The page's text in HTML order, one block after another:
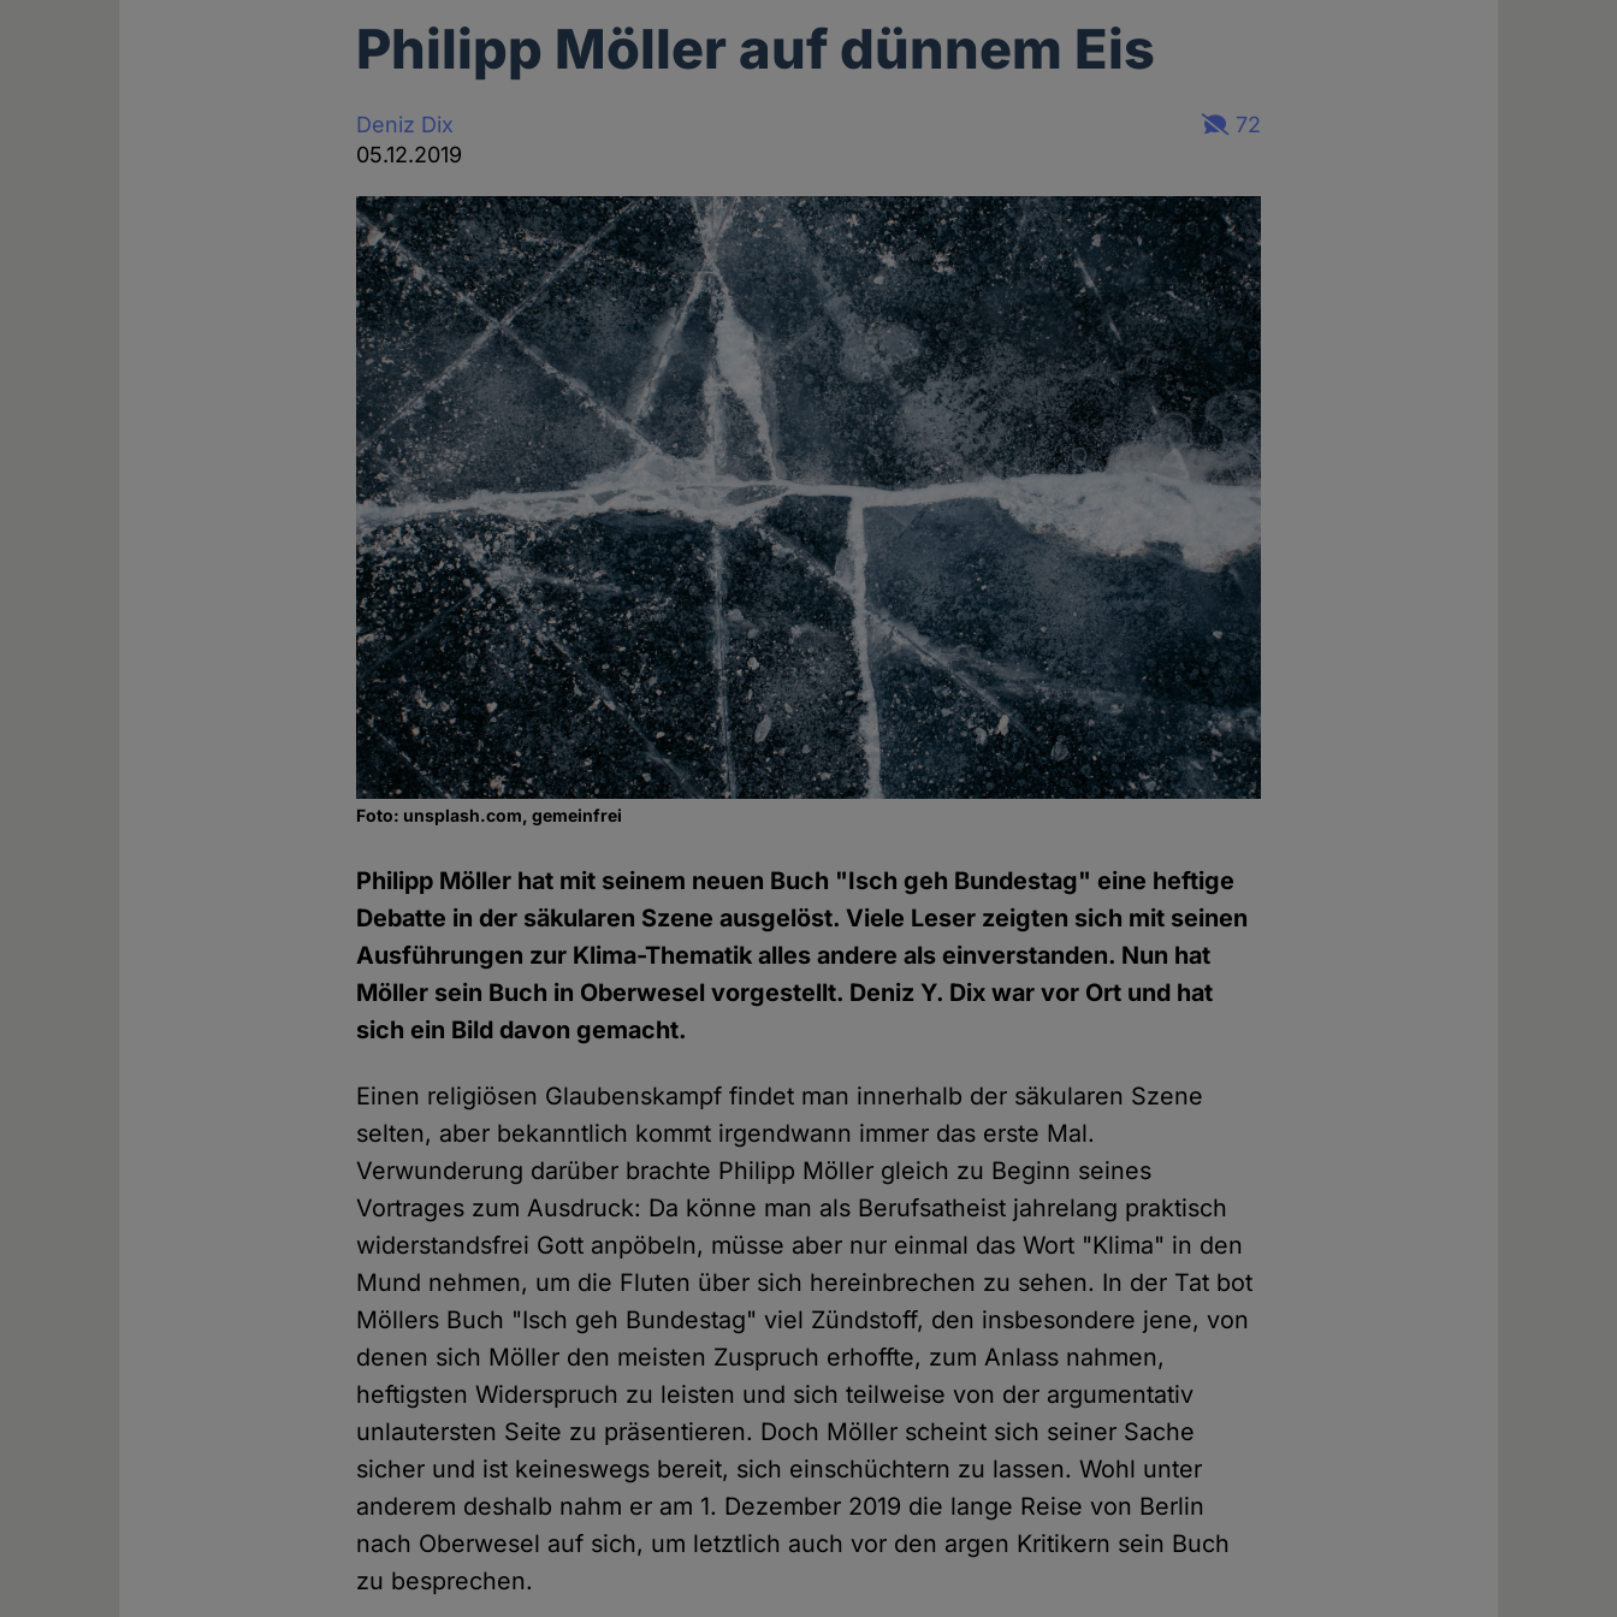
Philipp Möller auf dünnem Eis
Deniz Dix
05.12.2019
72
Foto: unsplash.com, gemeinfrei
Philipp Möller hat mit seinem neuen Buch "Isch geh Bundestag" eine heftige
Debatte in der säkularen Szene ausgelöst. Viele Leser zeigten sich mit seinen
Ausführungen zur Klima-Thematik alles andere als einverstanden. Nun hat
Möller sein Buch in Oberwesel vorgestellt. Deniz Y. Dix war vor Ort und hat
sich ein Bild davon gemacht.
Einen religiösen Glaubenskampf findet man innerhalb der säkularen Szene
selten, aber bekanntlich kommt irgendwann immer das erste Mal.
Verwunderung darüber brachte Philipp Möller gleich zu Beginn seines
Vortrages zum Ausdruck: Da könne man als Berufsatheist jahrelang praktisch
widerstandsfrei Gott anpöbeln, müsse aber nur einmal das Wort "Klima" in den
Mund nehmen, um die Fluten über sich hereinbrechen zu sehen. In der Tat bot
Möllers Buch "Isch geh Bundestag" viel Zündstoff, den insbesondere jene, von
denen sich Möller den meisten Zuspruch erhoffte, zum Anlass nahmen,
heftigsten Widerspruch zu leisten und sich teilweise von der argumentativ
unlautersten Seite zu präsentieren. Doch Möller scheint sich seiner Sache
sicher und ist keineswegs bereit, sich einschüchtern zu lassen. Wohl unter
anderem deshalb nahm er am 1. Dezember 2019 die lange Reise von Berlin
nach Oberwesel auf sich, um letztlich auch vor den argen Kritikern sein Buch
zu besprechen.